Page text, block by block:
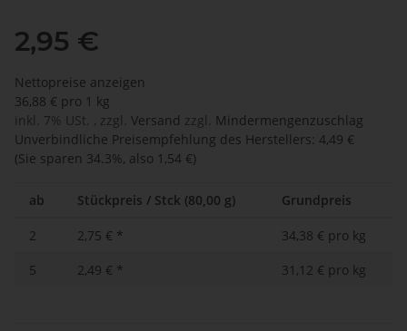
2,95 €
Nettopreise anzeigen
36,88 € pro 1 kg
inkl. 7% USt. , zzgl. Versand zzgl.
Mindermengenzuschlag
Unverbindliche Preisempfehlung des Herstellers: 4,49 €
(Sie sparen 34.3%, also 1,54 €)
ab Stückpreis / Stck (80,00 g) Grundpreis
2 2,75 € *
34,38 € pro kg
5
2,49 € * 31,12 € pro kg